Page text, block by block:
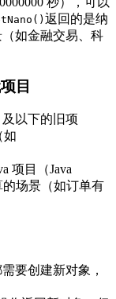
返回的是纳
如金融交易、科
目
及以下的旧项
如
项目（Java
场景（如订单有
要创建新对象，